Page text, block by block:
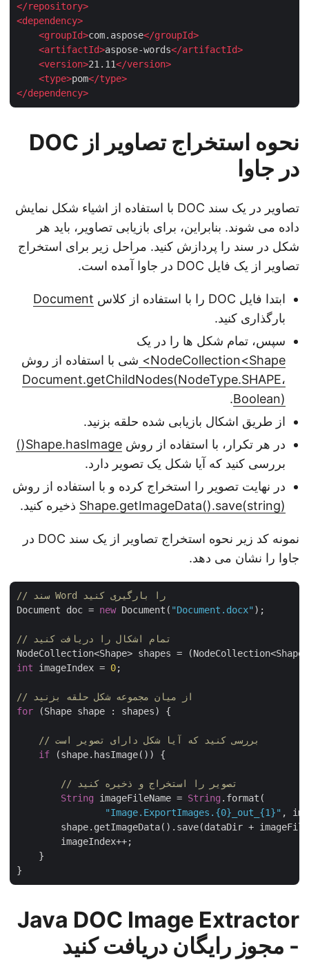
</repository
<dependency
<groupId>com.aspose</groupId
<artifactId>aspose-words</artifactId
<version>21.11</version
<type>pom</type
</dependency
نحوه استخراج تصاویر از DOC
در جاوا
تصاویر در یک سند DOC با استفاده از اشیاء شکل نمایش
داده می شوند. بنابراین، برای بازیابی تصاویر، باید هر
شکل در سند را پردازش کنید. مراحل زیر برای استخراج
تصاویر از یک فایل DOC در جاوا آمده است.
ابتدا فایل DOC را با استفاده از کلاس
Document
بارگذاری کنید.
سپس، تمام شکل ها را در یک
NodeCollection<Shape>
شی با استفاده از روش
Document.getChildNodes(NodeType.SHAPE،
Boolean)
.
از طریق اشکال بازیابی شده حلقه بزنید.
در هر تکرار، با استفاده از روش Shape.hasImage()
بررسی کنید که آیا شکل یک تصویر دارد.
در نهایت تصویر را استخراج کرده و با استفاده از روش
Shape.getImageData().save(string)ذخیره کنید.
نمونه کد زیر نحوه استخراج تصاویر از یک سند DOC در
جاوا را نشان می دهد.
// سند Word را بارگیری کنید
Document doc = new Document("Document.docx" );
// تمام اشکال را دریافت کنید
NodeCollection<Shape> shapes =
int imageIndex = 0
// از میان مجموعه شکل حلقه بزنید
for (Shape shape : shapes) {
// بررسی کنید که آیا شکل دارای تصویر است
if (shape.hasImage()) {
// تصویر را استخراج و ذخیره کنید
String imageFileName = String.format(
"Image.ExportImages.{0}_out_{1}"
,
shape.getImageData().save(dataDir +
        imageIndex++;
    }
Java DOC Image Extractor
- مجوز رایگان دریافت کنید